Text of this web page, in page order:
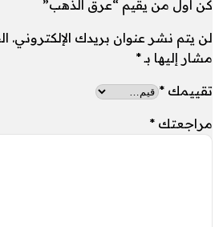
كن أول من يقيم “عرق الذهب”
لن يتم نشر عنوان بريدك الإلكتروني.
مشار إليها بـ*
تقييمك *
مراجعتك *